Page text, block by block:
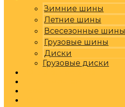
Зимние шины
Летние шины
Всесезонные шины
Грузовые шины
Диски
Грузовые диски